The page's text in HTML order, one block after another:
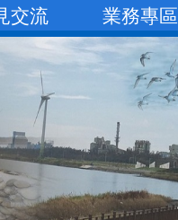
交流 業務專區